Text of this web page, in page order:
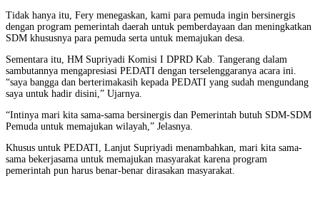
Tidak hanya itu, Fery menegaskan, kami para pemuda ingin bersinergis
dengan program pemerintah daerah untuk pemberdayaan dan meningkatkan
SDM khususnya para pemuda serta untuk memajukan desa.
Sementara itu, HM Supriyadi Komisi I DPRD Kab. Tangerang dalam
sambutannya mengapresiasi PEDATI dengan terselenggaranya acara ini.
“saya bangga dan berterimakasih kepada PEDATI yang sudah mengundang
saya untuk hadir disini,” Ujarnya.
“Intinya mari kita sama-sama bersinergis dan Pemerintah butuh SDM-SDM
Pemuda untuk memajukan wilayah,” Jelasnya.
Khusus untuk PEDATI, Lanjut Supriyadi menambahkan, mari kita sama-
sama bekerjasama untuk memajukan masyarakat karena program
pemerintah pun harus benar-benar dirasakan masyarakat.